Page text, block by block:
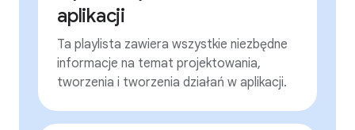
aplikacji
Ta playlista zawiera wszystkie niezbędne
informacje na temat projektowania,
tworzenia i tworzenia działań w aplikacji.